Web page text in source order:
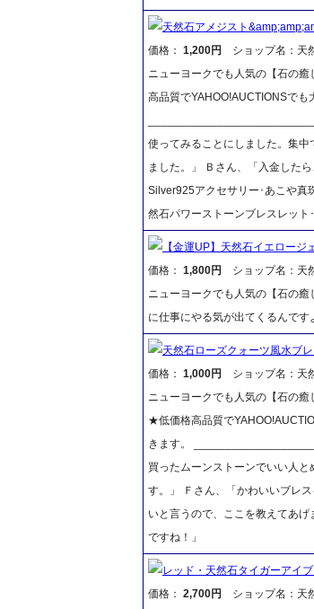
天然石アメジスト
価格： 1,200円
ショップ名：天
ニューヨークでも人気の【石の
高品質でYAHOO!AUCTIONSで
使ってみることにしました。集中
ました。」 Ｂさん、「入金した
Silver925アクセサリー･あこや真
然石パワーストーンブレスレット
【金運UP】天然石イエロー
価格： 1,800円
ショップ名：天
ニューヨークでも人気の【石の
に仕事にやる気が出てくるんです
天然石ローズクォーツ風水ブレ
価格： 1,000円
ショップ名：天
ニューヨークでも人気の【石の
★低価格高品質で
きます。
買ったムーンストーンでいい人
す。」 Ｆさん、「かわいいブレ
いと言うので、ここを教えてあ
ですね！」
レッド・天然石タイガーアイ
価格： 2,700円
ショップ名：天